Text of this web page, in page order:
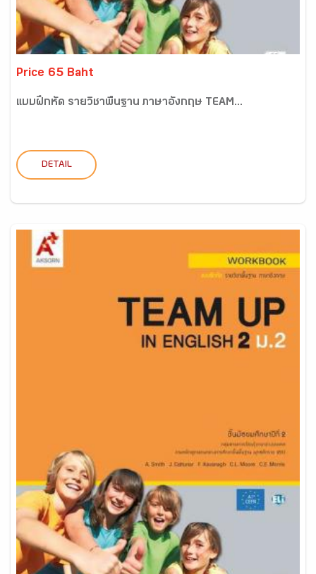
Price 65 Baht
แบบฝึกหัด รายวิชาพื้นฐาน ภาษาอังกฤษ TEAM...
DETAIL